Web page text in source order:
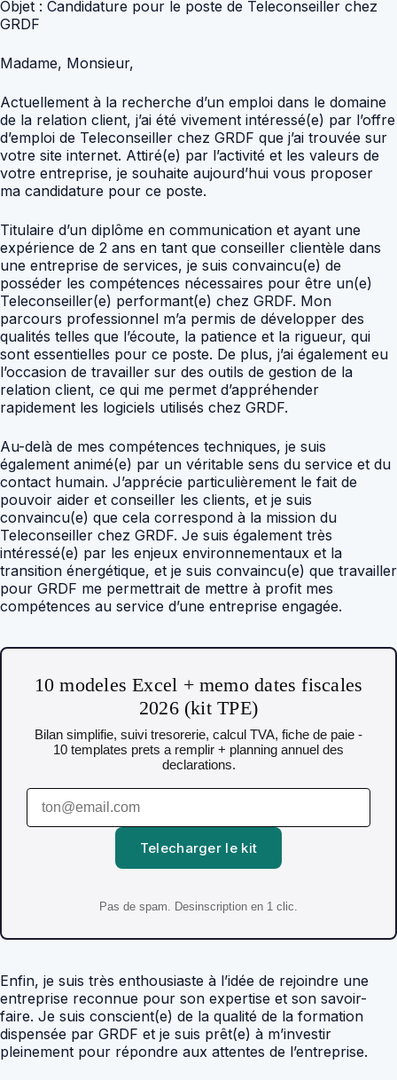
Objet : Candidature pour le poste de Teleconseiller chez
GRDF
Madame, Monsieur,
Actuellement à la recherche d’un emploi dans le domaine
de la relation client, j’ai été vivement intéressé(e) par l’offre
d’emploi de Teleconseiller chez GRDF que j’ai trouvée sur
votre site internet. Attiré(e) par l’activité et les valeurs de
votre entreprise, je souhaite aujourd’hui vous proposer
ma candidature pour ce poste.
Titulaire d’un diplôme en communication et ayant une
expérience de 2 ans en tant que conseiller clientèle dans
une entreprise de services, je suis convaincu(e) de
posséder les compétences nécessaires pour être un(e)
Teleconseiller(e) performant(e) chez GRDF. Mon
parcours professionnel m’a permis de développer des
qualités telles que l’écoute, la patience et la rigueur, qui
sont essentielles pour ce poste. De plus, j’ai également eu
l’occasion de travailler sur des outils de gestion de la
relation client, ce qui me permet d’appréhender
rapidement les logiciels utilisés chez GRDF.
Au-delà de mes compétences techniques, je suis
également animé(e) par un véritable sens du service et du
contact humain. J’apprécie particulièrement le fait de
pouvoir aider et conseiller les clients, et je suis
convaincu(e) que cela correspond à la mission du
Teleconseiller chez GRDF. Je suis également très
intéressé(e) par les enjeux environnementaux et la
transition énergétique, et je suis convaincu(e) que travailler
pour GRDF me permettrait de mettre à profit mes
compétences au service d’une entreprise engagée.
10 modeles Excel + memo dates fiscales
2026 (kit TPE)
Bilan simplifie, suivi tresorerie, calcul TVA, fiche de paie -
10 templates prets a remplir + planning annuel des
declarations.
Telecharger le kit
Pas de spam. Desinscription en 1 clic.
Enfin, je suis très enthousiaste à l’idée de rejoindre une
entreprise reconnue pour son expertise et son savoir-
faire. Je suis conscient(e) de la qualité de la formation
dispensée par GRDF et je suis prêt(e) à m’investir
pleinement pour répondre aux attentes de l’entreprise.